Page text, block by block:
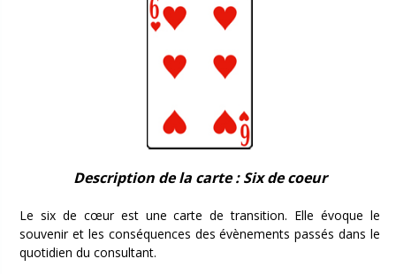
Description de la carte : Six de coeur
Le six de cœur est une carte de transition. Elle évoque le
souvenir et les conséquences des évènements passés dans le
quotidien du consultant.